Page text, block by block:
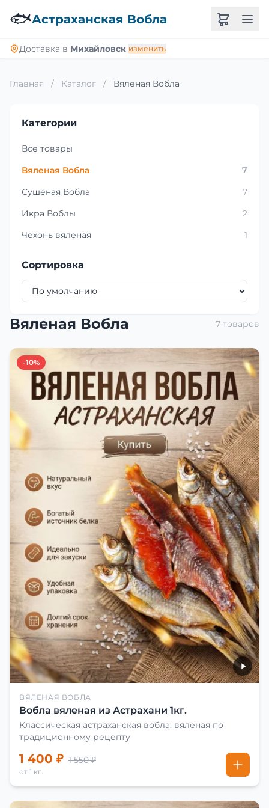
🐟Астраханская Вобла
Доставка в Михайловск изменить
Главная / Каталог / Вяленая Вобла
Категории
Все товары
Вяленая Вобла
7
Сушёная Вобла
7
Икра Воблы
2
Чехонь вяленая
1
Сортировка
Вяленая Вобла 7 товаров
-10%
ВЯЛЕНАЯ ВОБЛА
Вобла вяленая из Астрахани 1кг.
Классическая астраханская вобла, вяленая по
традиционному рецепту
1 400 ₽ 1 550 ₽
от 1 кг.